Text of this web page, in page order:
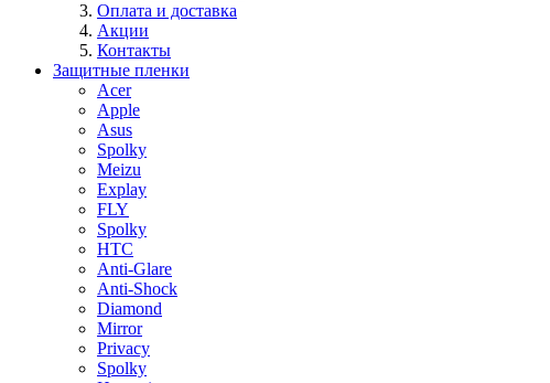
Оплата и доставка
Акции
Контакты
Защитные пленки
Acer
Apple
Asus
Spolky
Meizu
Explay
FLY
Spolky
HTC
Anti-Glare
Anti-Shock
Diamond
Mirror
Privacy
Spolky